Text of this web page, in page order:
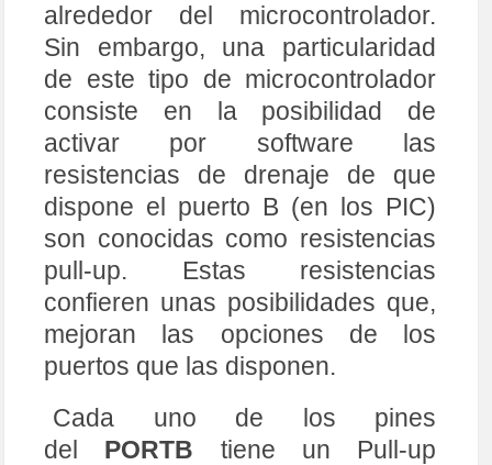
alrededor del microcontrolador.
Sin embargo, una particularidad
de este tipo de microcontrolador
consiste en la posibilidad de
activar por software las
resistencias de drenaje de que
dispone el puerto B (en los PIC)
son conocidas como resistencias
pull-up. Estas resistencias
confieren unas posibilidades que,
mejoran las opciones de los
puertos que las disponen.
Cada uno de los pines
del PORTB tiene un Pull-up